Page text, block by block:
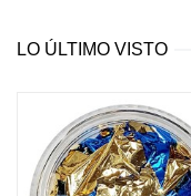
LO ÚLTIMO VISTO